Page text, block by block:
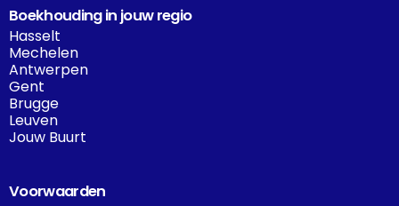
Boekhouding in jouw regio
Hasselt
Mechelen
Antwerpen
Gent
Brugge
Leuven
Jouw Buurt
Voorwaarden